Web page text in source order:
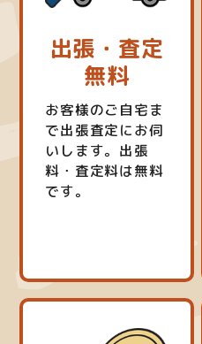
出張・査定
無料
お客様のご自宅ま
で出張査定にお伺
いします。出張
料・査定料は無料
です。